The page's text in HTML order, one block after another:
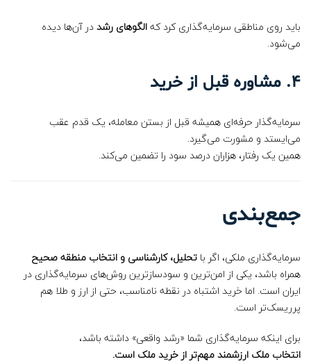
باید روی مناطقی سرمایه‌گذاری کرد کهالگوهای رشددر آن‌ها دیده
می‌شود.
۴. مشاوره قبل از خرید
سرمایه‌گذار حرفه‌ای همیشه قبل از بستن معامله، یک قدم عقب
می‌ایستد و مشورت می‌گیرد.
همین یک رفتار، هزاران درصد سود را تضمین می‌کند.
جمع‌بندی
سرمایه‌گذاری ملکی، اگر با تحلیل، کارشناسی و انتخاب منطقه صحیح
همراه باشد، یکی از امن‌ترین و سودسازترین روش‌های سرمایه‌گذاری در
ایران است. اما خرید اشتباه در نقطه نامناسب، حتی از ارز و طلا هم
پرریسک‌تر است.
برای اینکه سرمایه‌گذاری شما «رشد واقعی» داشته باشد،
انتخاب ملک ارزشمند مهم‌تر از خرید ملک است.